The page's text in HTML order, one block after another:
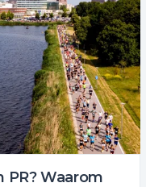
PR? Waarom